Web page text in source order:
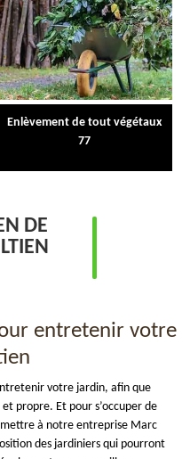
Enlèvement de tout végétaux
77
DE
entretenir votre
votre jardin, afin que
propre. Et pour s’occuper de
à notre entreprise Marc
des jardiniers qui pourront